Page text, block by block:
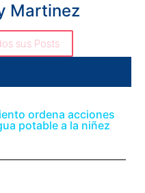
Martinez
sus Posts
ordena acciones
potable a la niñez